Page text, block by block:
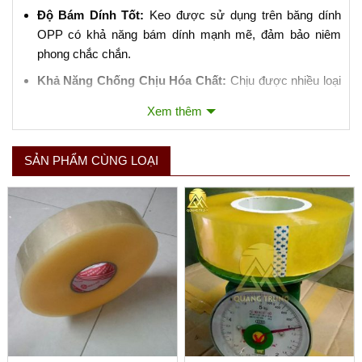
Độ Bám Dính Tốt: Keo được sử dụng trên băng dính
OPP có khả năng bám dính mạnh mẽ, đảm bảo niêm
phong chắc chắn.
Khả Năng Chống Chịu Hóa Chất: Chịu được nhiều loại
Niêm Phong Hộp Carton:
giúp đảm bảo hàng hóa không bị mở ra trong quá trình
vận chuyển.
Đóng Gói Sản Phẩm:Bảo vệ sản phẩm khỏi bụi bẩn,
nước và các yếu tố môi trường khác.
Sử Dụng Trong Công Nghiệp:
Thích hợp cho việc đóng
gói tự động bằng máy móc do độ bền và khả năng chịu
lực tốt.
4. Lưu Ý Khi Sử Dụng Băng Dính Đóng Gói OPP:
Xem thêm
SẢN PHẨM CÙNG LOẠI